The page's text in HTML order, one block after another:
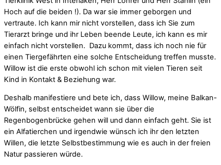
Hoch auf die beiden !). Da war sie immer geborgen und
vertraute. Ich kann mir nicht vorstellen, dass ich Sie zum
Tierarzt bringe und ihr Leben beende Leute, ich kann es mir
einfach nicht vorstellen. Dazu kommt, dass ich noch nie für
einen Tiergefährten eine solche Entscheidung treffen musste.
Willow ist die erste obwohl ich schon mit vielen Tieren seit
Kind in Kontakt & Beziehung war.
Deshalb manifestiere und bete ich, dass Willow, meine Balkan-
Wölfin, selbst entscheidet wann sie über die
Regenbogenbrücke gehen will und dann einfach geht. Sie ist
ein Alfatierchen und irgendwie wünsch ich ihr den letzten
Willen, die letzte Selbstbestimmung wie es auch in der freien
Natur passieren würde.